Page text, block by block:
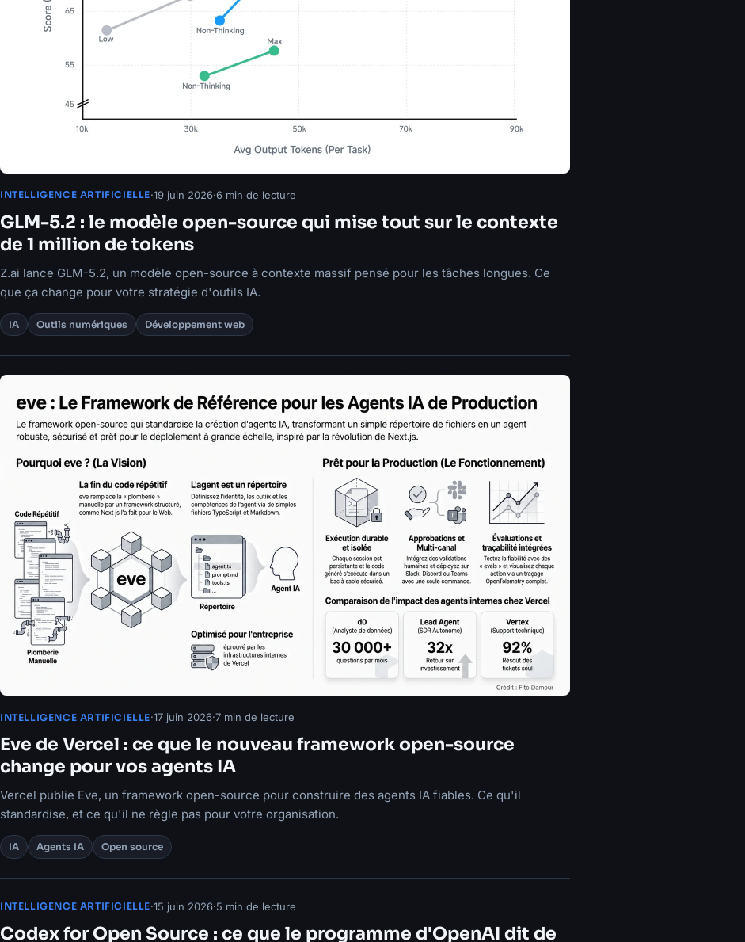
INTELLIGENCE ARTIFICIELLE·19 juin 2026·6 min de lecture
GLM-5.2 : le modèle open-source qui mise tout sur le contexte
de 1 million de tokens
Z.ai lance GLM-5.2, un modèle open-source à contexte massif pensé pour les tâches longues. Ce
que ça change pour votre stratégie d'outils IA.
IA Outils numériques Développement web
INTELLIGENCE ARTIFICIELLE·17 juin 2026·7 min de lecture
Eve de Vercel : ce que le nouveau framework open-source
change pour vos agents IA
Vercel publie Eve, un framework open-source pour construire des agents IA fiables. Ce qu'il
standardise, et ce qu'il ne règle pas pour votre organisation.
IA Agents IA Open source
INTELLIGENCE ARTIFICIELLE·15 juin 2026·5 min de lecture
Codex for Open Source : ce que le programme d'OpenAI dit de